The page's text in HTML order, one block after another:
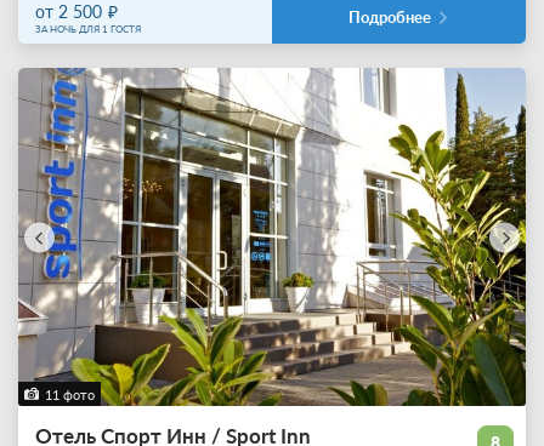
от 2 500
ЗА НОЧЬ ДЛЯ 1 ГОСТЯ
Подробнее
11 фото
Отель Спорт Инн / Sport Inn